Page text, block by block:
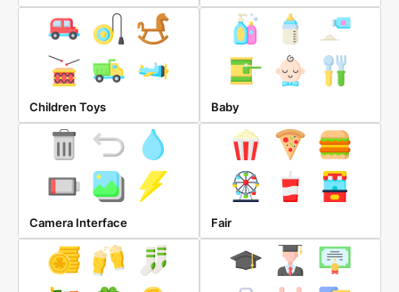
Children Toys Baby
Camera Interface Fair